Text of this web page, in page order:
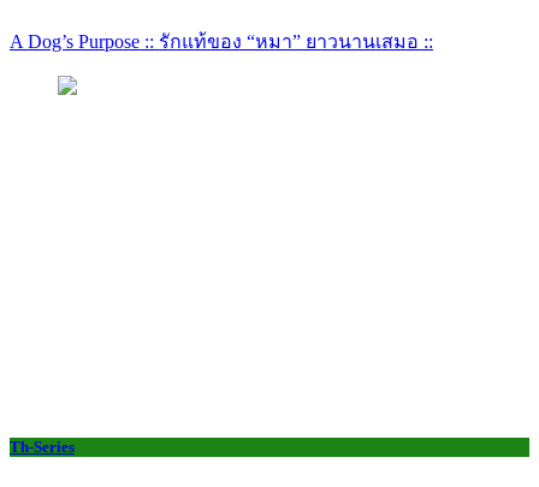
A Dog’s Purpose :: รักแท้ของ “หมา” ยาวนานเสมอ ::
Th-Series